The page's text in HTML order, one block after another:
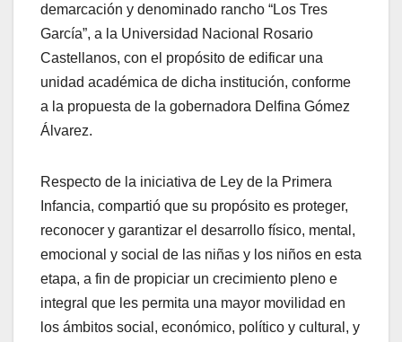
demarcación y denominado rancho “Los Tres
García”, a la Universidad Nacional Rosario
Castellanos, con el propósito de edificar una
unidad académica de dicha institución, conforme
a la propuesta de la gobernadora Delfina Gómez
Álvarez.
Respecto de la iniciativa de Ley de la Primera
Infancia, compartió que su propósito es proteger,
reconocer y garantizar el desarrollo físico, mental,
emocional y social de las niñas y los niños en esta
etapa, a fin de propiciar un crecimiento pleno e
integral que les permita una mayor movilidad en
los ámbitos social, económico, político y cultural, y